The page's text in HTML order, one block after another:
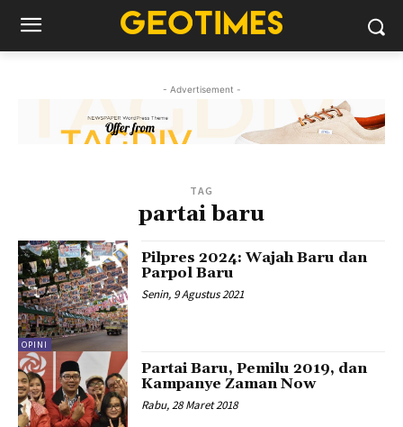
- Advertisement -
TAG
partai baru
OPINI
Pilpres 2024: Wajah Baru dan
Parpol Baru
Senin, 9 Agustus 2021
Partai Baru, Pemilu 2019, dan
Kampanye Zaman Now
Rabu, 28 Maret 2018